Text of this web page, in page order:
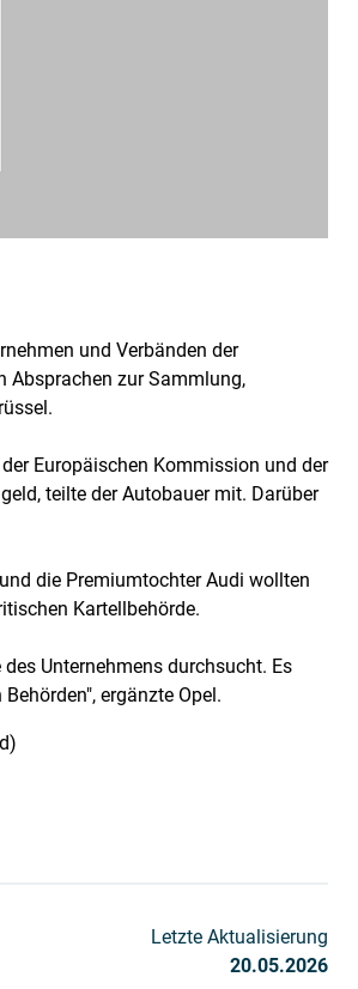
und Verbänden der
Absprachen zur Sammlung,
Europäischen Kommission und der
teilte der Autobauer mit. Darüber
die Premiumtochter Audi wollten
Kartellbehörde.
Unternehmens durchsucht. Es
ergänzte Opel.
Letzte Aktualisierung
20.05.2026